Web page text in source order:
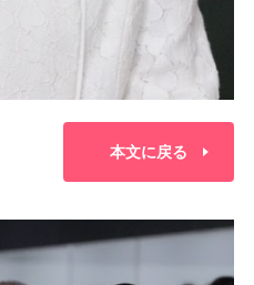
本文に戻る